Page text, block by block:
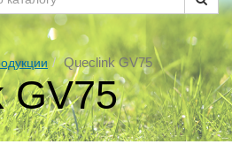
Queclink GV75
GV75